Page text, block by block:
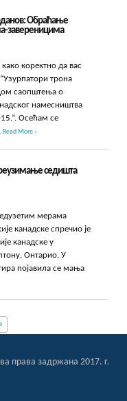
Обраћање
завереницима
коректно да вас
трона
саопштења о
намесништва
Осећам се
Read More ›
седишта
мерама
канадске спречио је
канадске у
Онтарио. У
појавила се мања
права задржана 2017. г.